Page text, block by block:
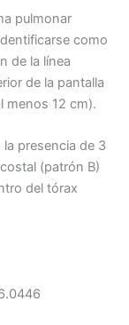
pulmonar
como
de la línea
de la pantalla
menos 12 cm).
presencia de 3
(patrón B)
del tórax